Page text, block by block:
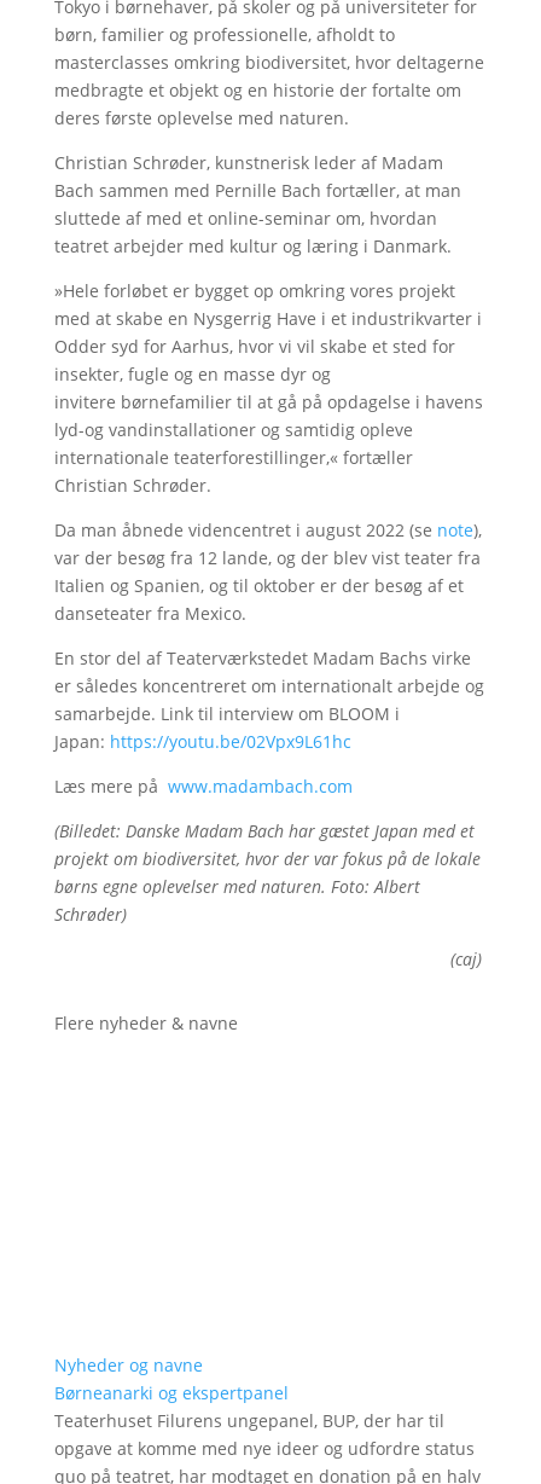
Tokyo i børnehaver, på skoler og på universiteter for
børn, familier og professionelle, afholdt to
masterclasses omkring biodiversitet, hvor deltagerne
medbragte et objekt og en historie der fortalte om
deres første oplevelse med naturen.
Christian Schrøder, kunstnerisk leder af Madam
Bach sammen med Pernille Bach fortæller, at man
sluttede af med et online-seminar om, hvordan
teatret arbejder med kultur og læring i Danmark.
»Hele forløbet er bygget op omkring vores projekt
med at skabe en Nysgerrig Have i et industrikvarter i
Odder syd for Aarhus, hvor vi vil skabe et sted for
insekter, fugle og en masse dyr og
invitere børnefamilier til at gå på opdagelse i havens
lyd-og vandinstallationer og samtidig opleve
internationale teaterforestillinger,« fortæller
Christian Schrøder.
Da man åbnede videncentret i august 2022 (se note),
var der besøg fra 12 lande, og der blev vist teater fra
Italien og Spanien, og til oktober er der besøg af et
danseteater fra Mexico.
En stor del af Teaterværkstedet Madam Bachs virke
er således koncentreret om internationalt arbejde og
samarbejde. Link til interview om BLOOM i
Japan: https://youtu.be/02Vpx9L61hc
Læs mere på www.madambach.com
(Billedet: Danske Madam Bach har gæstet Japan med et
projekt om biodiversitet, hvor der var fokus på de lokale
børns egne oplevelser med naturen. Foto: Albert
Schrøder)
(caj)
Flere nyheder & navne
Nyheder og navne
Børneanarki og ekspertpanel
Teaterhuset Filurens ungepanel, BUP, der har til
opgave at komme med nye ideer og udfordre status
quo på teatret, har modtaget en donation på en halv